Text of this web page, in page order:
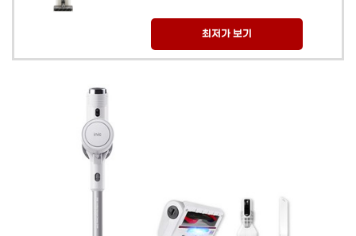
최저가 보기